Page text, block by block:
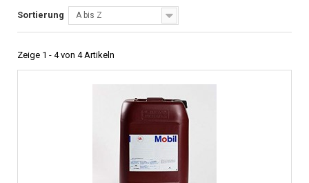
Sortierung A bis Z
Zeige 1 - 4 von 4 Artikeln